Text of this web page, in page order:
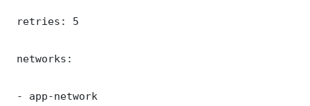
retries: 5
networks:
- app-network